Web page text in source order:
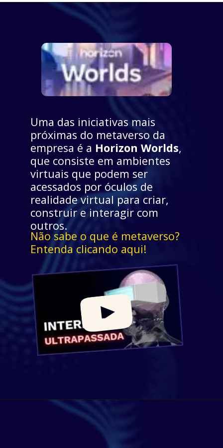
Uma das iniciativas mais
próximas do metaverso da
empresa é a Horizon Worlds,
que consiste em ambientes
virtuais que podem ser
acessados por óculos de
realidade virtual para criar,
construir e interagir com
outros.
Não sabe o que é metaverso?
Entenda clicando aqui!